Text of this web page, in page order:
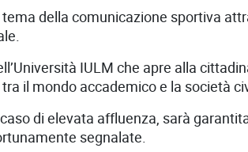
della comunicazione sportiva
IULM che apre alla
il mondo accademico e la società
di elevata affluenza, sarà
segnalate.